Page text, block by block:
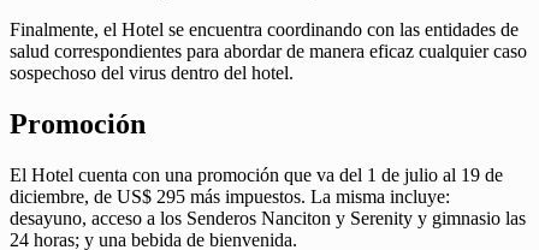
Finalmente, el Hotel se encuentra coordinando con las entidades de
salud correspondientes para abordar de manera eficaz cualquier caso
sospechoso del virus dentro del hotel.
Promoción
El Hotel cuenta con una promoción que va del 1 de julio al 19 de
diciembre, de US$ 295 más impuestos. La misma incluye:
desayuno, acceso a los Senderos Nanciton y Serenity y gimnasio las
24 horas; y una bebida de bienvenida.